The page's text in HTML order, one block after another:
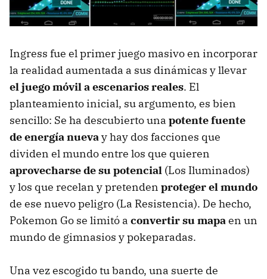
Ingress fue el primer juego masivo en incorporar
la realidad aumentada a sus dinámicas y llevar
el juego móvil a escenarios reales. El
planteamiento inicial, su argumento, es bien
sencillo: Se ha descubierto una potente fuente
de energía nuevay hay dos facciones que
dividen el mundo entre los que quieren
aprovecharse de su potencial (Los Iluminados)
y los que recelan y pretenden proteger el mundo
de ese nuevo peligro (La Resistencia). De hecho,
Pokemon Go se limitó a convertir su mapaen un
mundo de gimnasios y pokeparadas.
Una vez escogido tu bando, una suerte de